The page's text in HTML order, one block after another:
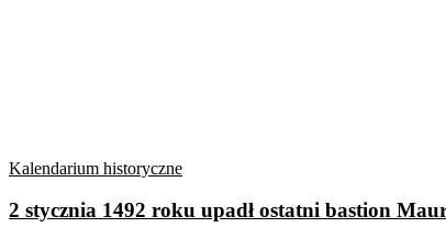
Kalendarium historyczne
2 stycznia 1492 roku upadł ostatni bastion